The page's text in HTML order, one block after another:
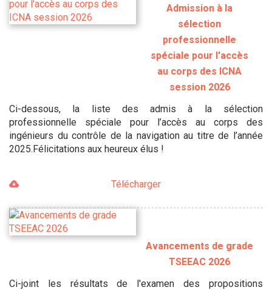
Admission à la
sélection
professionnelle
spéciale pour l'accès
au corps des ICNA
session 2026
Ci-dessous, la liste des admis à la sélection
professionnelle spéciale pour l’accès au corps des
ingénieurs du contrôle de la navigation au titre de l’année
2025.Félicitations aux heureux élus !
Télécharger
Avancements de grade
TSEEAC 2026
Ci-joint les résultats de l'examen des propositions